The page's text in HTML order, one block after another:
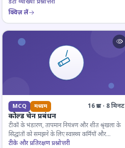
डेटा व्याख्या प्रश्नोत्तरी
क्विज़ लें
MCQ मध्यम 16 प्रश्न · 8 मिनट
कोल्ड चेन प्रबंधन
टीकों के भंडारण, तापमान नियंत्रण और शीत श्रृंखला के
सिद्धांतों को समझने के लिए स्वास्थ्य कर्मियों और
परीक्षार्थियों के लिए महत्वपूर्ण।
टीके और प्रतिरक्षण प्रश्नोत्तरी